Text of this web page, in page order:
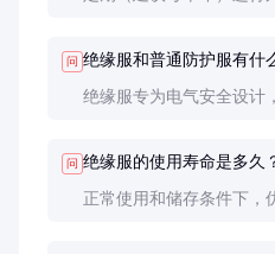
证。
问 绝缘服和普通防护服有什
绝缘服专为电气安全设计
问 绝缘服的使用寿命是多久
正常使用和储存条件下，